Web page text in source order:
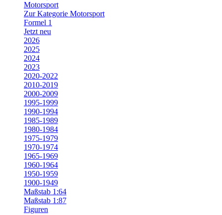
Motorsport
Zur Kategorie Motorsport
Formel 1
Jetzt neu
2026
2025
2024
2023
2020-2022
2010-2019
2000-2009
1995-1999
1990-1994
1985-1989
1980-1984
1975-1979
1970-1974
1965-1969
1960-1964
1950-1959
1900-1949
Maßstab 1:64
Maßstab 1:87
Figuren